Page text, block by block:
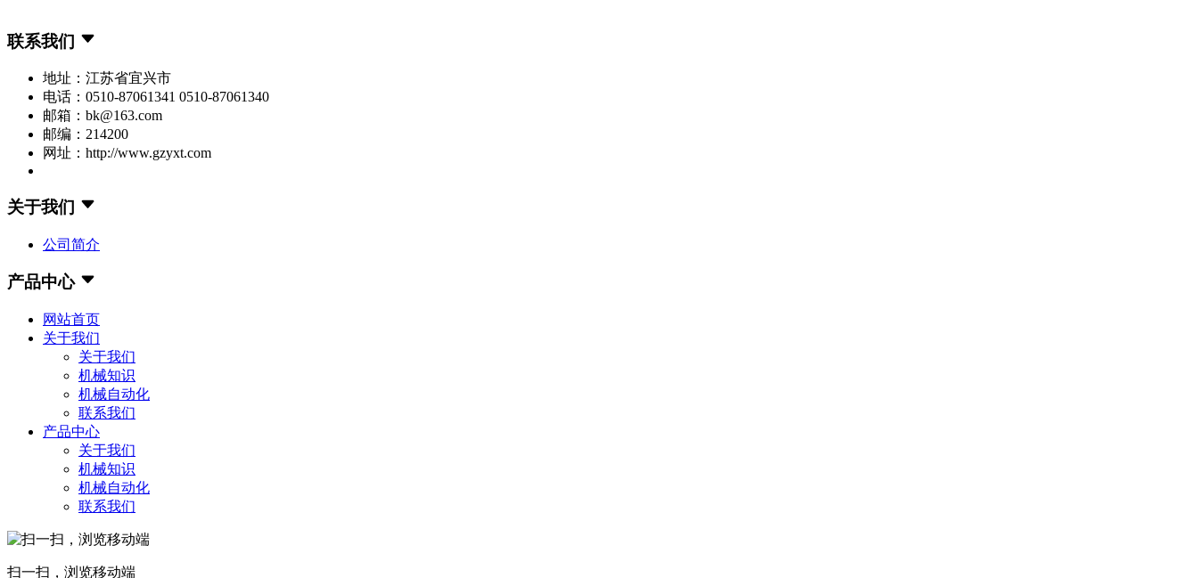
联系我们
地址：江苏省宜兴市
电话：0510-87061341 0510-87061340
邮箱：bk@163.com
邮编：214200
网址：http://www.gzyxt.com
关于我们
公司简介
产品中心
网站首页
关于我们
关于我们
机械知识
机械自动化
联系我们
产品中心
关于我们
机械知识
机械自动化
联系我们
扫一扫，浏览移动端